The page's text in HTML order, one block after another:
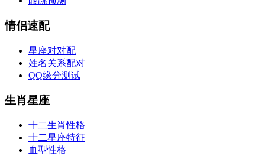
情侣速配
星座对对配
姓名关系配对
QQ缘分测试
生肖星座
十二生肖性格
十二星座特征
血型性格